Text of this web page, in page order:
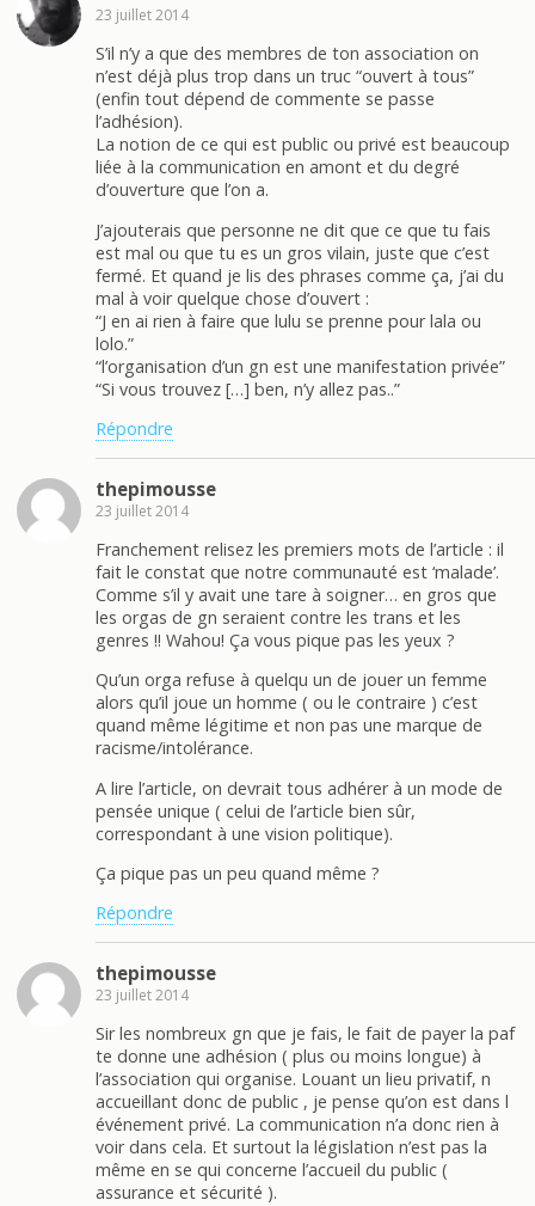
23 juillet 2014
S’il n’y a que des membres de ton association on
n’est déjà plus trop dans un truc “ouvert à tous”
(enfin tout dépend de commente se passe
l’adhésion).
La notion de ce qui est public ou privé est beaucoup
liée à la communication en amont et du degré
d’ouverture que l’on a.
J’ajouterais que personne ne dit que ce que tu fais
est mal ou que tu es un gros vilain, juste que c’est
fermé. Et quand je lis des phrases comme ça, j’ai du
mal à voir quelque chose d’ouvert :
“J en ai rien à faire que lulu se prenne pour lala ou
lolo.”
“l’organisation d’un gn est une manifestation privée”
“Si vous trouvez […] ben, n’y allez pas..”
Répondre
thepimousse
23 juillet 2014
Franchement relisez les premiers mots de l’article : il
fait le constat que notre communauté est ‘malade’.
Comme s’il y avait une tare à soigner… en gros que
les orgas de gn seraient contre les trans et les
genres !! Wahou! Ça vous pique pas les yeux ?
Qu’un orga refuse à quelqu un de jouer un femme
alors qu’il joue un homme ( ou le contraire ) c’est
quand même légitime et non pas une marque de
racisme/intolérance.
A lire l’article, on devrait tous adhérer à un mode de
pensée unique ( celui de l’article bien sûr,
correspondant à une vision politique).
Ça pique pas un peu quand même ?
Répondre
thepimousse
23 juillet 2014
Sir les nombreux gn que je fais, le fait de payer la paf
te donne une adhésion ( plus ou moins longue) à
l’association qui organise. Louant un lieu privatif, n
accueillant donc de public , je pense qu’on est dans l
événement privé. La communication n’a donc rien à
voir dans cela. Et surtout la législation n’est pas la
même en se qui concerne l’accueil du public (
assurance et sécurité ).